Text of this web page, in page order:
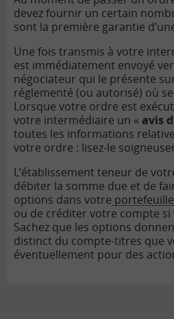
devez fournir un certain
sont la première garantie
Une fois transmis à votre
est immédiatement envoyé
négociateur qui le présente
réglementé (ou autorisé) où
Lorsque votre ordre est
votre intermédiaire un « avis
toutes les informations
votre ordre : lisez-le
L’établissement teneur de
débiter la somme due et de
options dans votre portefeuille
ou de créditer votre compte si
Sachez que les options
distinct du compte-titres que
éventuellement pour des